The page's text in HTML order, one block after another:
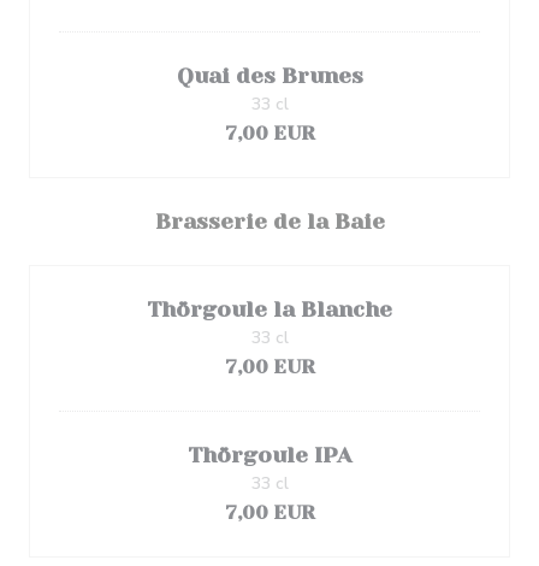
Quai des Brunes
7,00 EUR
33 cl
Brasserie de la Baie
Thörgoule la Blanche
7,00 EUR
33 cl
Thörgoule IPA
7,00 EUR
33 cl